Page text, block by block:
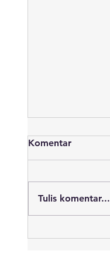
Komentar
Tulis komentar...